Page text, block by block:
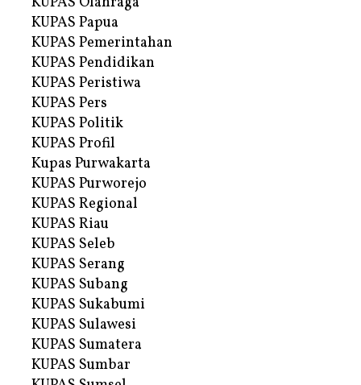
KUPAS Papua
KUPAS Pemerintahan
KUPAS Pendidikan
KUPAS Peristiwa
KUPAS Pers
KUPAS Politik
KUPAS Profil
Kupas Purwakarta
KUPAS Purworejo
KUPAS Regional
KUPAS Riau
KUPAS Seleb
KUPAS Serang
KUPAS Subang
KUPAS Sukabumi
KUPAS Sulawesi
KUPAS Sumatera
KUPAS Sumbar